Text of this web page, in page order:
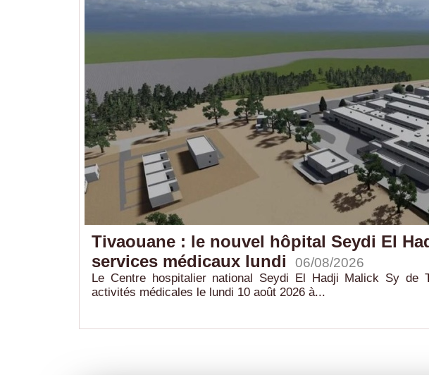
Tivaouane : le nouvel hôpital Seydi El
services médicaux lundi
06/08/2026
Le Centre hospitalier national Seydi El Hadji Malick Sy de
activités médicales le lundi 10 août 2026 à...